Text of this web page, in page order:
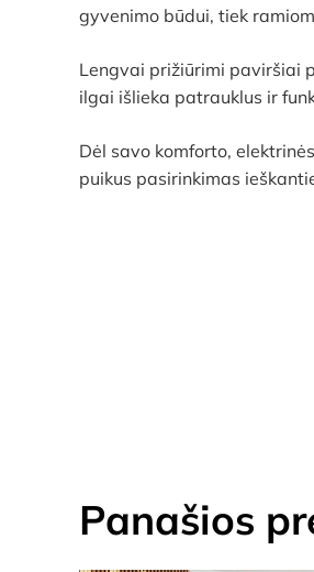
gyvenimo būdui, tiek
Lengvai prižiūrimi paviršiai
ilgai išlieka patrauklus ir
Dėl savo komforto,
puikus pasirinkimas
Panašios